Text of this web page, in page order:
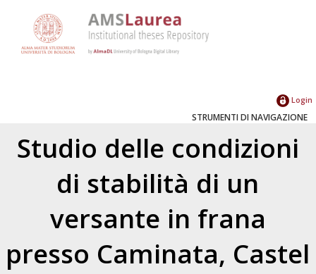
Login
STRUMENTI DI NAVIGAZIONE
Studio delle condizioni
di stabilità di un
versante in frana
presso Caminata, Castel